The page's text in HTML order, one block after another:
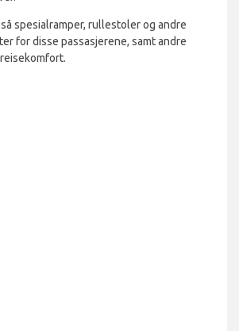
spesialramper, rullestoler og andre
for disse passasjerene, samt andre